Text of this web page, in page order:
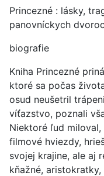
Princezné : lásky,
panovníckych
biografie
Kniha Princezné
ktoré sa počas
osud neušetril
víťazstvo, poznali
Niektoré ľud miloval,
filmové hviezdy,
svojej krajine, ale aj
kňažné,